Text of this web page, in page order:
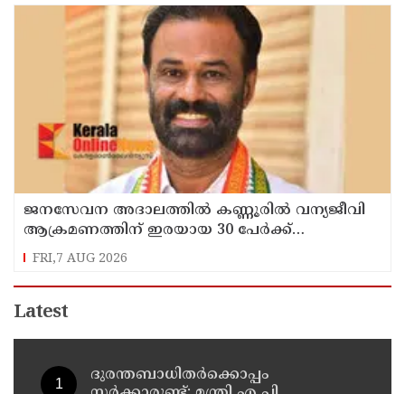
ജനസേവന അദാലത്തിൽ കണ്ണൂരിൽ വന്യജീവി
ആക്രമണത്തിന് ഇരയായ 30 പേർക്ക്
സഹായധനം അനുവദിച്ചു
FRI,7 AUG 2026
Latest
ദുരന്തബാധിതര്‍ക്കൊപ്പം